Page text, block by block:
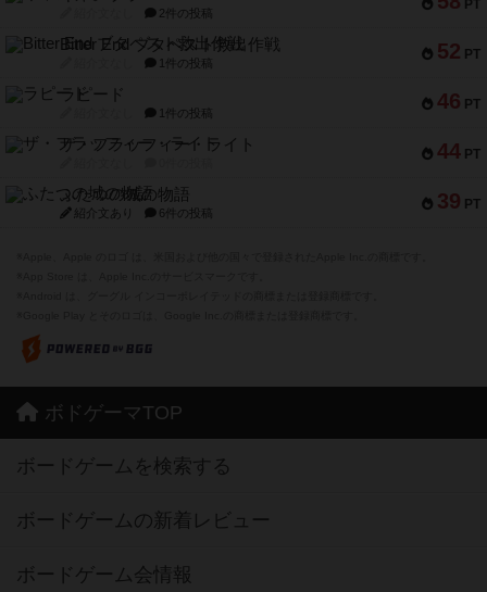
PT
2件の投稿
52 PT
Bitter End ブタペスト救出作戦
1件の投稿
46 PT
ラピード
1件の投稿
44 PT
ザ・フラッフィー・ライト
39 PT
ふたつの城の物語
紹介文あり 6件の投稿
ボドゲーマTOP
ボードゲームを検索する
ボードゲームの新着レビュー
ボードゲーム会情報